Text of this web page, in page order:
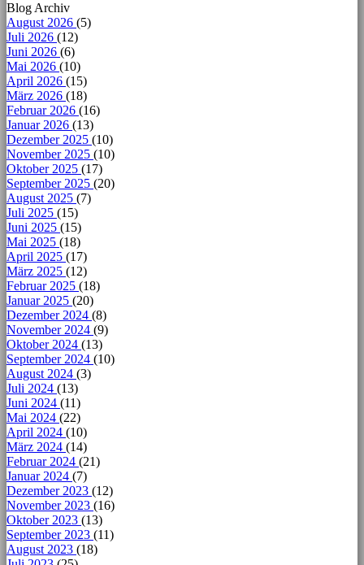
Blog Archiv
August 2026 (5)
Juli 2026 (12)
Juni 2026 (6)
Mai 2026 (10)
April 2026 (15)
März 2026 (18)
Februar 2026 (16)
Januar 2026 (13)
Dezember 2025 (10)
November 2025 (10)
Oktober 2025 (17)
September 2025 (20)
August 2025 (7)
Juli 2025 (15)
Juni 2025 (15)
Mai 2025 (18)
April 2025 (17)
März 2025 (12)
Februar 2025 (18)
Januar 2025 (20)
Dezember 2024 (8)
November 2024 (9)
Oktober 2024 (13)
September 2024 (10)
August 2024 (3)
Juli 2024 (13)
Juni 2024 (11)
Mai 2024 (22)
April 2024 (10)
März 2024 (14)
Februar 2024 (21)
Januar 2024 (7)
Dezember 2023 (12)
November 2023 (16)
Oktober 2023 (13)
September 2023 (11)
August 2023 (18)